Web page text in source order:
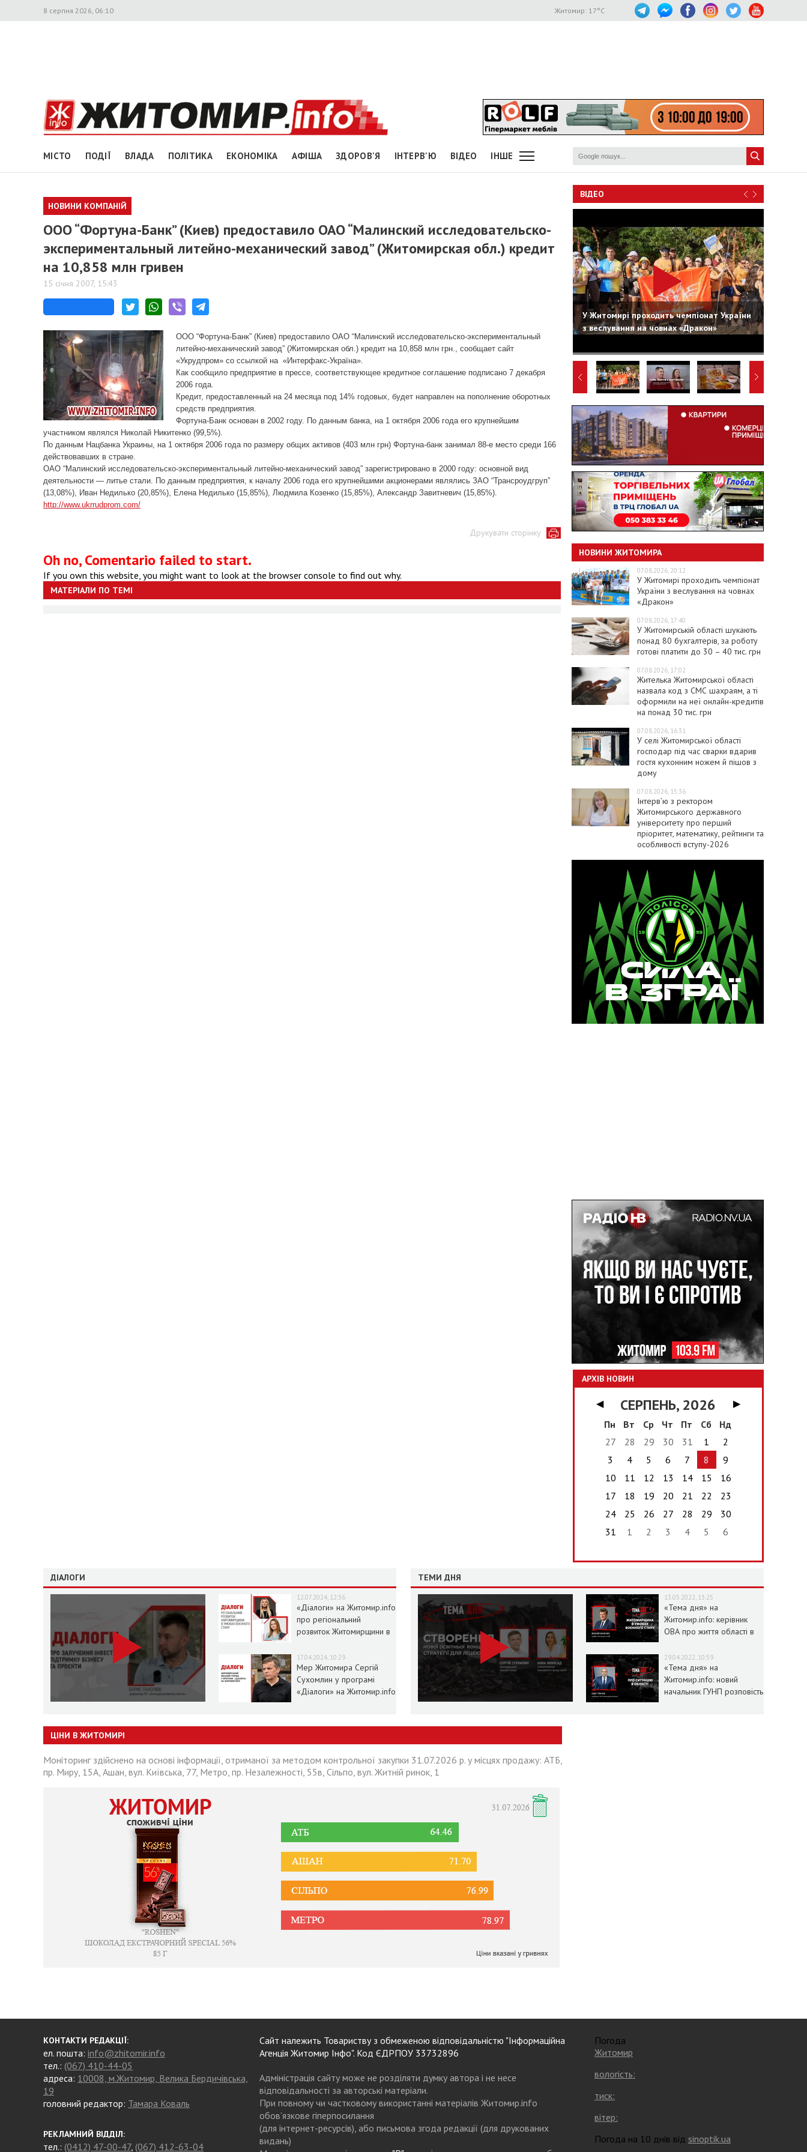
8 серпня 2026, 06:10 Житомир: 17°C
МІСТО ПОДІЇ ВЛАДА ПОЛІТИКА ЕКОНОМІКА АФІША ЗДОРОВ'Я ІНТЕРВ'Ю ВІДЕО ІНШЕ
НОВИНИ КОМПАНІЙ
ООО “Фортуна-Банк” (Киев) предоставило ОАО “Малинский исследовательско-
экспериментальный литейно-механический завод” (Житомирская обл.) кредит
на 10,858 млн гривен
15 січня 2007, 15:43
ООО “Фортуна-Банк” (Киев) предоставило ОАО “Малинский исследовательско-экспериментальный
литейно-механический завод” (Житомирская обл.) кредит на 10,858 млн грн., сообщает сайт
«Укрудпром» со ссылкой на «Интерфакс-Україна».
Как сообщило предприятие в прессе, соответствующее кредитное соглашение подписано 7 декабря
2006 года.
Кредит, предоставленный на 24 месяца под 14% годовых, будет направлен на пополнение оборотных
средств предприятия.
Фортуна-Банк основан в 2002 году. По данным банка, на 1 октября 2006 года его крупнейшим
участником являлся Николай Никитенко (99,5%).
По данным Нацбанка Украины, на 1 октября 2006 года по размеру общих активов (403 млн грн) Фортуна-банк занимал 88-е место среди 166
действовавших в стране.
ОАО “Малинский исследовательско-экспериментальный литейно-механический завод” зарегистрировано в 2000 году: основной вид
деятельности — литье стали. По данным предприятия, к началу 2006 года его крупнейшими акционерами являлись ЗАО “Трансроудгруп”
(13,08%), Иван Недилько (20,85%), Елена Недилько (15,85%), Людмила Козенко (15,85%), Александр Завитневич (15,85%).
http://www.ukrrudprom.com/
Друкувати сторінку
Oh no, Comentario failed to start.
If you own this website, you might want to look at the browser console to find out why.
МАТЕРІАЛИ ПО ТЕМІ
ВІДЕО
У Житомирі проходить чемпіонат України
з веслування на човнах «Дракон»
НОВИНИ ЖИТОМИРА
07.08.2026, 20:12
У Житомирі проходить чемпіонат
України з веслування на човнах
«Дракон»
07.08.2026, 17:40
У Житомирській області шукають
понад 80 бухгалтерів, за роботу
готові платити до 30 – 40 тис. грн
07.08.2026, 17:02
Жителька Житомирської області
назвала код з СМС шахраям, а ті
оформили на неї онлайн-кредитів
на понад 30 тис. грн
07.08.2026, 16:31
У селі Житомирської області
господар під час сварки вдарив
гостя кухонним ножем й пішов з
дому
07.08.2026, 15:36
Інтерв’ю з ректором
Житомирського державного
університету про перший
пріоритет, математику, рейтинги та
особливості вступу-2026
АРХІВ НОВИН
◀ СЕРПЕНЬ, 2026
▶
Пн
Вт Ср Чт Пт Сб
Нд
27
28 29 30 31 1
2
3
4 5 6 7 8
9
10
11 12 13 14 15
16
17
18 19 20 21 22
23
24
25 26 27 28 29
30
31
1 2 3 4 5 6
ДІАЛОГИ
12.07.2024, 12:36
«Діалоги» на Житомир.info
про регіональний
розвиток Житомирщини в
17.04.2024, 10:29
Мер Житомира Сергій
Сухомлин у програмі
«Діалоги» на Житомир.info
ТЕМИ ДНЯ
13.05.2022, 13:25
«Тема дня» на
Житомир.info: керівник
ОВА про життя області в
29.04.2022, 10:59
«Тема дня» на
Житомир.info: новий
начальник ГУНП розповість
ЦІНИ В ЖИТОМИРІ
Моніторинг здійснено на основі інформації, отриманої за методом контрольної закупки 31.07.2026 р. у місцях продажу: АТБ,
пр. Миру, 15А, Ашан, вул. Київська, 77, Метро, пр. Незалежності, 55в, Сільпо, вул. Житній ринок, 1
КОНТАКТИ РЕДАКЦІЇ:
ел. пошта: info@zhitomir.info
тел.: (067) 410-44-05
адреса: 10008, м.Житомир, Велика Бердичівська,
19
головний редактор: Тамара Коваль
РЕКЛАМНИЙ ВІДДІЛ:
тел.: (0412) 47-00-47, (067) 412-63-04
Сайт належить Товариству з обмеженою відповідальністю "Інформаційна
Агенція Житомир Інфо". Код ЄДРПОУ 33732896
Адміністрація сайту може не розділяти думку автора і не несе
відповідальності за авторські матеріали.
При повному чи частковому використанні матеріалів Житомир.info
обов’язкове гіперпосилання
(для інтернет-ресурсів), або письмова згода редакції (для друкованих
видань)
Погода
Житомир
вологість:
тиск:
вітер:
Погода на 10 днів від sinoptik.ua